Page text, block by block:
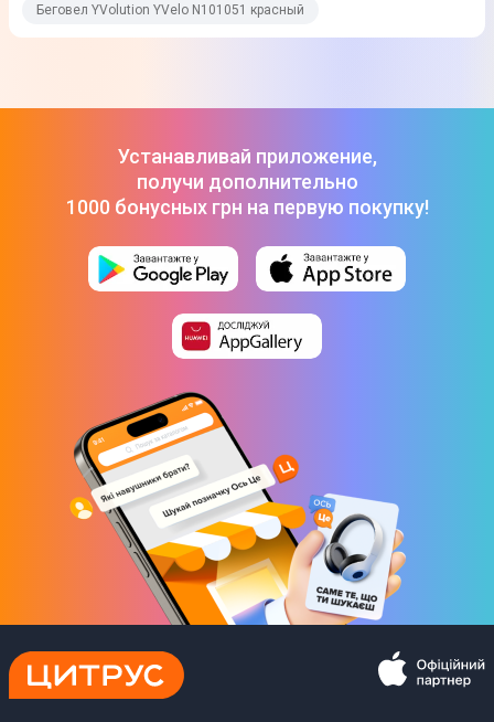
Особенности
Низкая рама
Регулируемый руль
Удобные ручки с противоскользящим покрытием
Низкий центр тяжести для стабильности
Диаметр колес 12"
Легкая рама
Регулируемое сиденье
Физические характеристики
Красный
Габариты (ВхШхГ)
84 × 36 × 57 см
Комплектация
Беговел YVolution YVelo N101051 красный
Устанавливай приложение,
получи дополнительно
1000 бонусных грн на первую покупку!